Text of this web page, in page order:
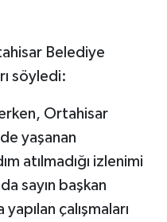
Belediye
söyledi:
Ortahisar
yaşanan
atılmadığı izlenimi
sayın başkan
çalışmaları